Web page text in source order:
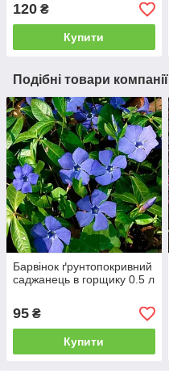
120 ₴
Купити
Подібні товари компанії
Барвінок ґрунтопокривний
саджанець в горщику 0.5 л
95 ₴
Купити